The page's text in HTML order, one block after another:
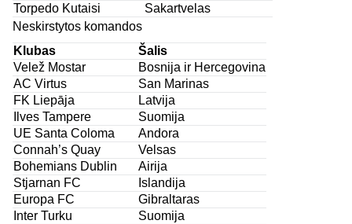
Torpedo Kutaisi
Sakartvelas
Neskirstytos komandos
Klubas
Šalis
Velež Mostar
Bosnija ir Hercegovina
AC Virtus
San Marinas
FK Liepāja
Latvija
Ilves Tampere
Suomija
UE Santa Coloma
Andora
Connah’s Quay
Velsas
Bohemians Dublin
Airija
Stjarnan FC
Islandija
Europa FC
Gibraltaras
Inter Turku
Suomija